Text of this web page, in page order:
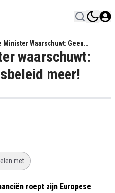
Minister Waarschuwt: Geen
Meer!
waarschuwt:
meer!
met
roept zijn Europese